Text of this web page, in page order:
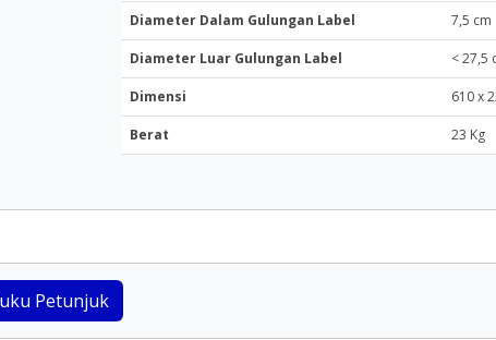
Diameter Dalam Gulungan Label 7,5 cm
Diameter Luar Gulungan Label < 27,5
Dimensi 610 x
Berat 23 Kg
Petunjuk